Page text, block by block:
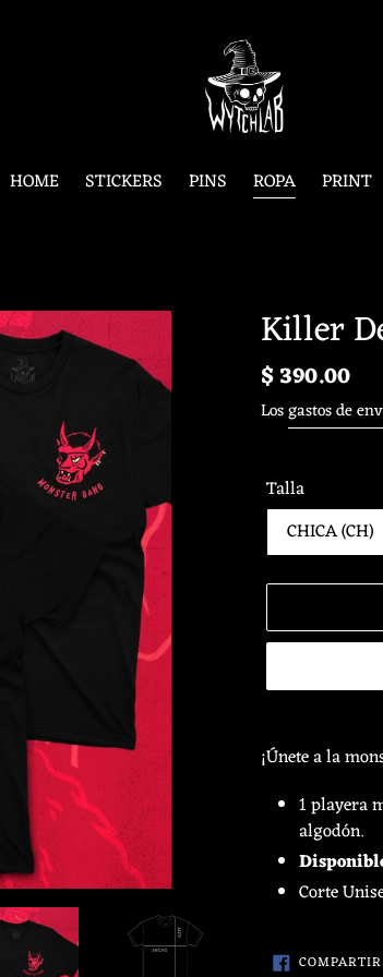
HOME STICKERS PINS ROPA PRINT
Killer
Precio
habitual
$ 390.00
Losgastos de
Talla
el
carrito
compra
¡Únete a la
1 playera
algodón.
Corte
COMPARTIR